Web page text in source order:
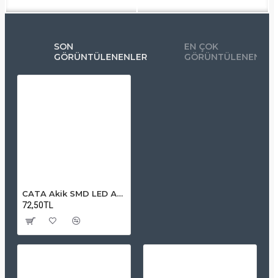
SON
GÖRÜNTÜLENENLER
EN ÇOK
CATA Akik SMD LED Armatür 7W 3200K – Sıcak Beyaz İç Mekan Aydınlatma
72,50TL